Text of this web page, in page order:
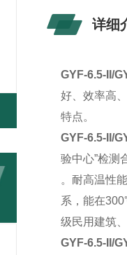
详细
GYF-6.5-II/
好、效率高
特点。
GYF-6.5-II/
验中心”检测
。耐高温性
系，能在
级民用建筑
GYF-6.5-II/